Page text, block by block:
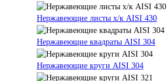
Нержавеющие листы х/к AISI 430
Нержавеющие квадраты AISI 304
Нержавеющие круги AISI 304